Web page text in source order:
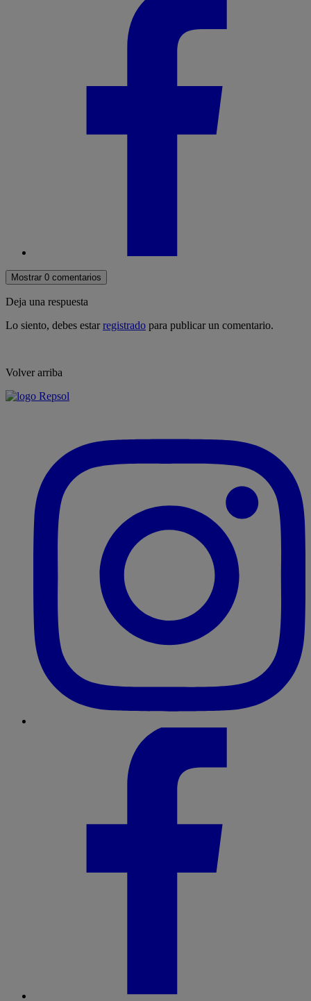
Mostrar 0 comentarios
Deja una respuesta
Lo siento, debes estarregistrado para publicar un comentario.
Volver arriba